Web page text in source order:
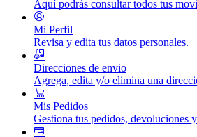
Aquí podrás consultar todos tus
Mi Perfil
Revisa y edita tus datos personales.
Direcciones de envio
Agrega, edita y/o elimina una
Mis Pedidos
Gestiona tus pedidos, devoluciones